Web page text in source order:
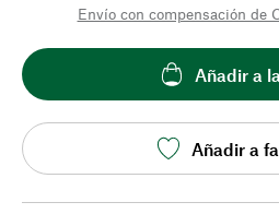
Envío con compensación de
Añadir a
Añadir a